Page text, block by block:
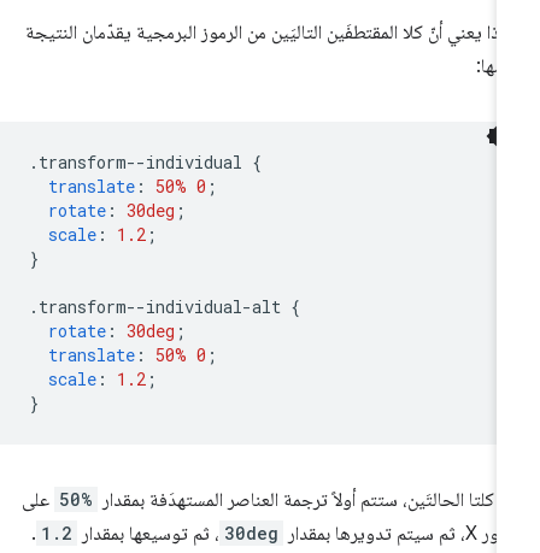
يعني أنّ كلا المقتطفَين التاليَين من الرموز البرمجية يقدّمان النتيجة
.transform--individual
translate: 50%
rotate: 30deg
scale : 1.2
.transform--individual-alt
rotate: 30deg
translate: 50%
scale : 1.2
كلتا الحالتَين، ستتم أولاً ترجمة العناصر المستهدَفة بمقدار 50% على
30deg ، ثم توسيعها بمقدار 1.2
.